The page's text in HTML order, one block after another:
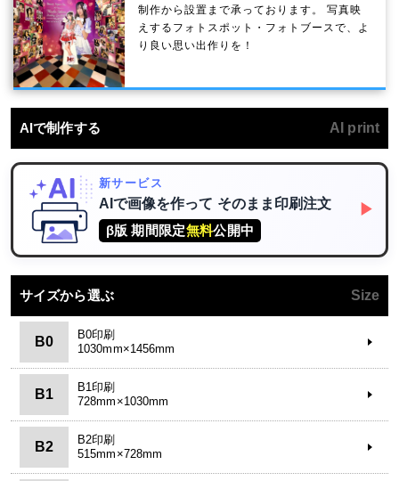
制作から設置まで承っております。 写真映
えするフォトスポット・フォトブースで、よ
り良い思い出作りを！
AIで制作する AI print
新サービス
AIで画像を作って そのまま印刷注文
β版 期間限定無料公開中
▶
サイズから選ぶ Size
B0
B0印刷
1030mm×1456mm
B1
B1印刷
728mm×1030mm
B2
B2印刷
515mm×728mm